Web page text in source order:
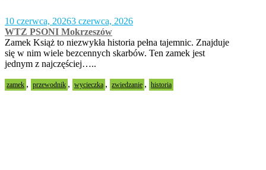
10 czerwca, 20263 czerwca, 2026
WTZ PSONI Mokrzeszów
Zamek Książ to niezwykła historia pełna tajemnic. Znajduje
się w nim wiele bezcennych skarbów. Ten zamek jest
jednym z najczęściej…..
zamek , przewodnik , wycieczka , zwiedzanie , historia